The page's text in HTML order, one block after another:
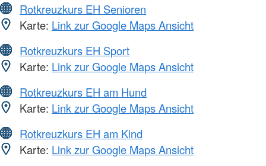
Rotkreuzkurs EH Senioren
Karte: Link zur Google Maps Ansicht
Rotkreuzkurs EH Sport
Karte: Link zur Google Maps Ansicht
Rotkreuzkurs EH am Hund
Karte: Link zur Google Maps Ansicht
Rotkreuzkurs EH am Kind
Karte: Link zur Google Maps Ansicht